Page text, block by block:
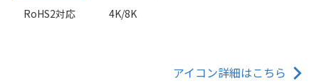
RoHS2対応 4K/8K
アイコン詳細はこちら